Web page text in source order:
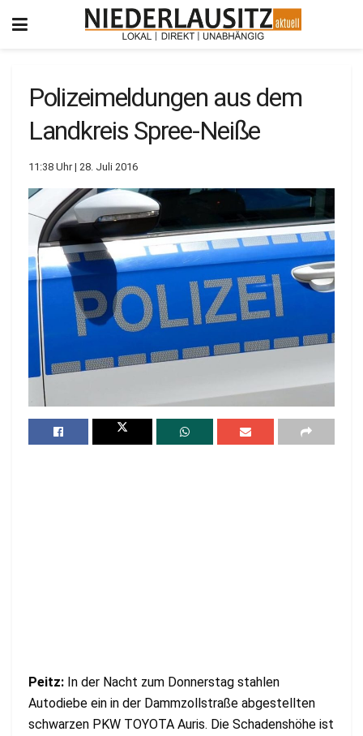
Polizeimeldungen aus dem
Landkreis Spree-Neiße
11:38 Uhr | 28. Juli 2016
Peitz: In der Nacht zum Donnerstag stahlen
Autodiebe ein in der Dammzollstraße abgestellten
schwarzen PKW TOYOTA Auris. Die Schadenshöhe ist